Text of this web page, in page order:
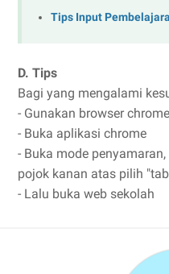
Tips Input
D. Tips
Bagi yang mengalami
- Gunakan browser chrome
- Buka aplikasi chrome
- Buka mode
pojok kanan atas pilih
- Lalu buka web sekolah